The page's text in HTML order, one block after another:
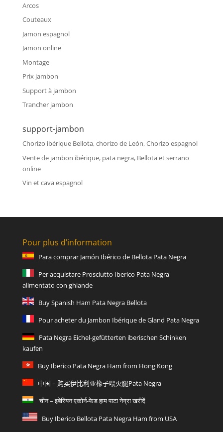
Arcos
Couteaux
Jamon espagnol
Jamon online
Montage
Prix jambon
Support à jambon
Trancher jambon
support-jambon
Chorizo ibérique Bellota, chorizo de León, Chorizo espagnol
Vente de jambon ibérique, pata negra, Bellota et serrano
online
Vin et cava espagnol
Pour plus d’information
Para comprar Jamón Ibérico de Bellota Pata Negra
Per acquistare Prosciutto Iberico Pata Negra
alimentato con ghiande
Buy Spanish Ham Pata Negra Bellota
Pour acheter du Jambon Ibérique de Gland Pata Negra
Pata Negra Eichel-gefütterten iberischen Schinken
kaufen
Buy Iberico Pata Negra Ham from Hong Kong
中国 – 购买伊比利亚橡子喂火腿Pata Negra
चीन – इबेरियन एकोर्न-फेड हाम पाटा नेग्रा खरीदें
Buy Iberico Bellota Pata Negra Ham from USA